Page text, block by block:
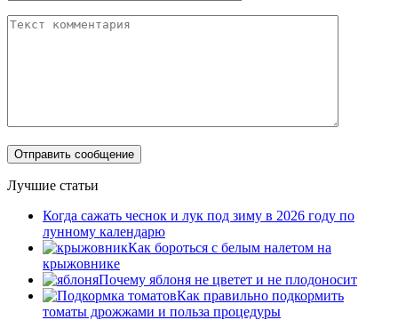
Лучшие статьи
Когда сажать чеснок и лук под зиму в 2026 году по
лунному календарю
Как бороться с белым налетом на
крыжовнике
Почему яблоня не цветет и не плодоносит
Как правильно подкормить
томаты дрожжами и польза процедуры